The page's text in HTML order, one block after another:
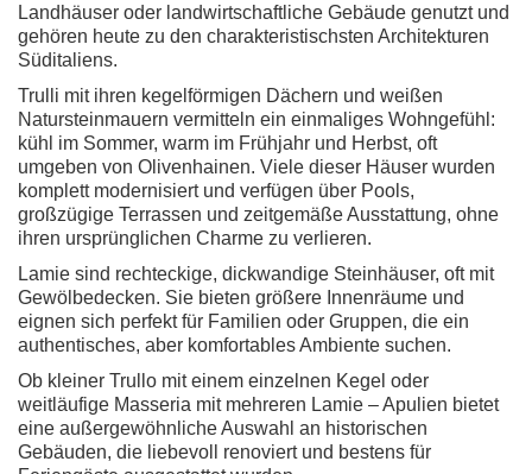
Landhäuser oder landwirtschaftliche Gebäude genutzt und
gehören heute zu den charakteristischsten Architekturen
Süditaliens.
Trulli mit ihren kegelförmigen Dächern und weißen
Natursteinmauern vermitteln ein einmaliges Wohngefühl:
kühl im Sommer, warm im Frühjahr und Herbst, oft
umgeben von Olivenhainen. Viele dieser Häuser wurden
komplett modernisiert und verfügen über Pools,
großzügige Terrassen und zeitgemäße Ausstattung, ohne
ihren ursprünglichen Charme zu verlieren.
Lamie sind rechteckige, dickwandige Steinhäuser, oft mit
Gewölbedecken. Sie bieten größere Innenräume und
eignen sich perfekt für Familien oder Gruppen, die ein
authentisches, aber komfortables Ambiente suchen.
Ob kleiner Trullo mit einem einzelnen Kegel oder
weitläufige Masseria mit mehreren Lamie – Apulien bietet
eine außergewöhnliche Auswahl an historischen
Gebäuden, die liebevoll renoviert und bestens für